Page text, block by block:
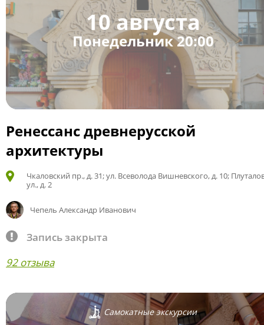
10 августа
Понедельник 20:00
Ренессанс древнерусской
архитектуры
Чкаловский пр., д. 31; ул. Всеволода Вишневского, д. 10;
ул., д. 2
Чепель Александр Иванович
Запись закрыта
92 отзыва
Самокатные экскурсии